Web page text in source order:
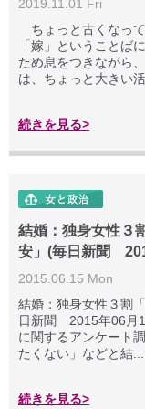
2019.11.01 Fri
ちょっと古くなっ
「嫁」ということば
ため息をつきながら
は、ちょっと大きい活
続きを見る>
結婚：独身女性３
安」(毎日新聞
2015.06.15 Mon
結婚：独身女性３割
日新聞 2015年06月
に関するアンケート
たくない」などと結...
続きを見る>